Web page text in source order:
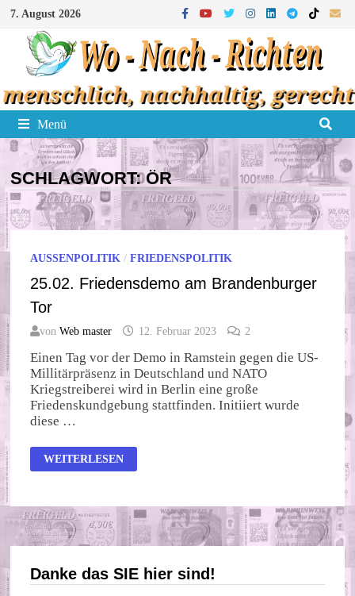
Zum
Inhalt
springen
7. August 2026
Menü
SCHLAGWORT:ÖR
AUSSENPOLITIK /FRIEDENSPOLITIK
25.02. Friedensdemo am Brandenburger
Tor
vonWeb master 12. Februar 2023 2
Einen Tag vor der Demo in Ramstein gegen die US-
Millitärpräsenz in Deutschland und NATO
Kriegstreiberei wird in Berlin eine große
Friedenskundgebung stattfinden. Initiiert wurde
diese …
25.02.
FRIEDENSDEMO
WEITERLESEN
Danke das SIE hier sind!